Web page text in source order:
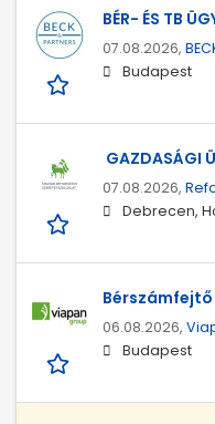
BÉR- ÉS TB
07.08.2026,
Budapest
GAZDASÁGI
07.08.2026,
Debrecen,
Bérszámfejtő
06.08.2026,
Budapest